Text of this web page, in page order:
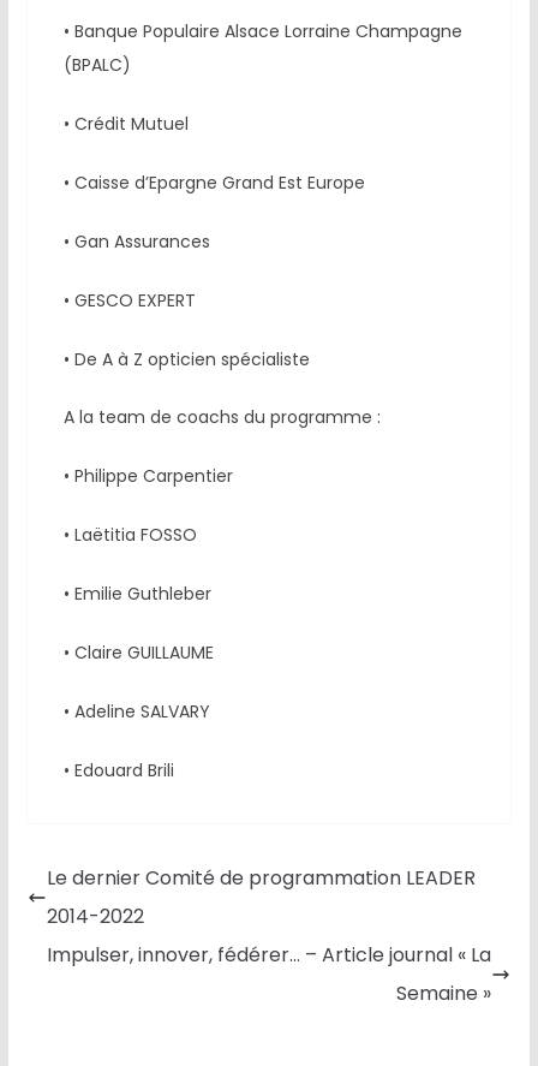
• Banque Populaire Alsace Lorraine Champagne
(BPALC)
• Crédit Mutuel
• Caisse d’Epargne Grand Est Europe
• Gan Assurances
• GESCO EXPERT
• De A à Z opticien spécialiste
A la team de coachs du programme :
• Philippe Carpentier
• Laëtitia FOSSO
• Emilie Guthleber
• Claire GUILLAUME
• Adeline SALVARY
• Edouard Brili
Le dernier Comité de programmation LEADER
2014-2022
Impulser, innover, fédérer… – Article journal « La
Semaine »